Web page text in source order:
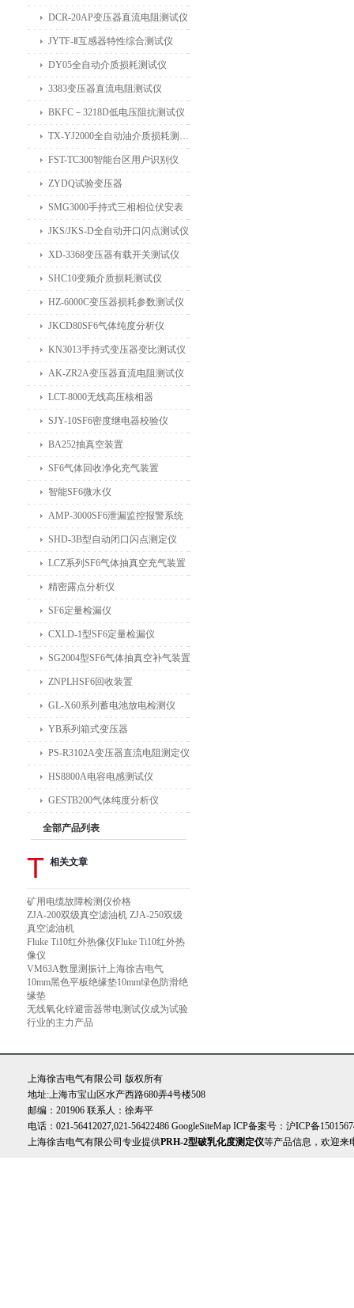
DCR-20AP变压器直流电阻测试仪
JYTF-Ⅱ互感器特性综合测试仪
DY05全自动介质损耗测试仪
3383变压器直流电阻测试仪
BKFC－3218D低电压阻抗测试仪
TX-YJ2000全自动油介质损耗测试仪
FST-TC300智能台区用户识别仪
ZYDQ试验变压器
SMG3000手持式三相相位伏安表
JKS/JKS-D全自动开口闪点测试仪
XD-3368变压器有载开关测试仪
SHC10变频介质损耗测试仪
HZ-6000C变压器损耗参数测试仪
JKCD80SF6气体纯度分析仪
KN3013手持式变压器变比测试仪
AK-ZR2A变压器直流电阻测试仪
LCT-8000无线高压核相器
SJY-10SF6密度继电器校验仪
BA252抽真空装置
SF6气体回收净化充气装置
智能SF6微水仪
AMP-3000SF6泄漏监控报警系统
SHD-3B型自动闭口闪点测定仪
LCZ系列SF6气体抽真空充气装置
精密露点分析仪
SF6定量检漏仪
CXLD-1型SF6定量检漏仪
SG2004型SF6气体抽真空补气装置
ZNPLHSF6回收装置
GL-X60系列蓄电池放电检测仪
YB系列箱式变压器
PS-R3102A变压器直流电阻测定仪
HS8800A电容电感测试仪
GESTB200气体纯度分析仪
全部产品列表
T 相关文章
矿用电缆故障检测仪价格
ZJA-200双级真空滤油机 ZJA-250双级
真空滤油机
Fluke Ti10红外热像仪Fluke Ti10红外热
像仪
VM63A数显测振计上海徐吉电气
10mm黑色平板绝缘垫10mm绿色防滑绝
缘垫
无线氧化锌避雷器带电测试仪成为试验
行业的主力产品
上海徐吉电气有限公司 版权所有
地址:上海市宝山区水产西路680弄4号楼508
邮编：201906 联系人：徐寿平
电话：021-56412027,021-56422486 GoogleSiteMap ICP备案号： 沪ICP备
上海徐吉电气有限公司专业提供PRH-2型破乳化度测定仪等产品信息，欢迎来